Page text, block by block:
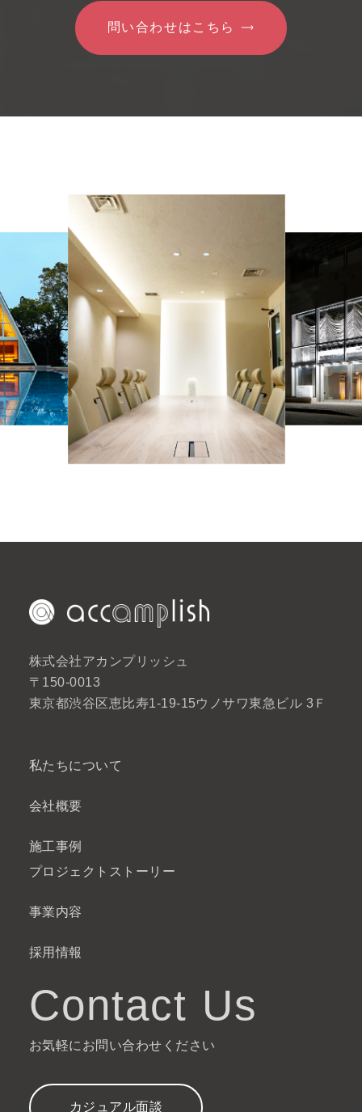
問い合わせはこちら
株式会社アカンプリッシュ
〒150-0013
東京都渋谷区恵比寿1-19-15ウノサワ東急ビル 3Ｆ
私たちについて
会社概要
施工事例
プロジェクトストーリー
事業内容
採用情報
Contact Us
お気軽にお問い合わせください
カジュアル面談